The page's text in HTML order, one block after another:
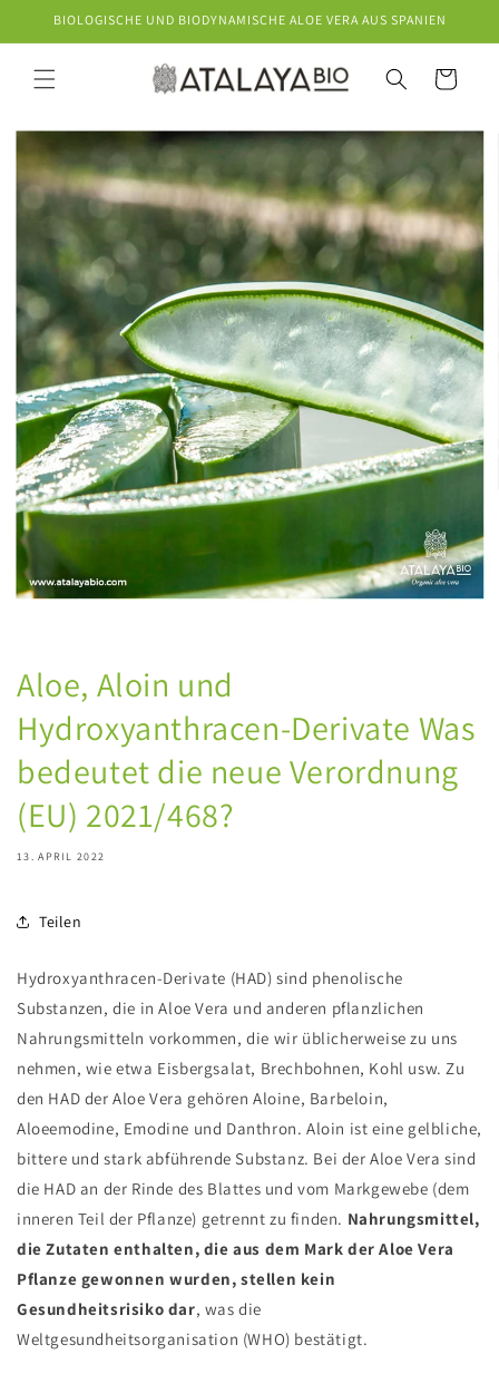
zum
Inhalt
BIOLOGISCHE UND BIODYNAMISCHE ALOE VERA AUS SPANIEN
Warenkorb
Aloe, Aloin und
Hydroxyanthracen-Derivate Was
bedeutet die neue Verordnung
(EU) 2021/468?
13. APRIL 2022
Teilen
Hydroxyanthracen-Derivate (HAD) sind phenolische
Substanzen, die in Aloe Vera und anderen pflanzlichen
Nahrungsmitteln vorkommen, die wir üblicherweise zu uns
nehmen, wie etwa Eisbergsalat, Brechbohnen, Kohl usw. Zu
den HAD der Aloe Vera gehören Aloine, Barbeloin,
Aloeemodine, Emodine und Danthron. Aloin ist eine gelbliche,
bittere und stark abführende Substanz. Bei der Aloe Vera sind
die HAD an der Rinde des Blattes und vom Markgewebe (dem
inneren Teil der Pflanze) getrennt zu finden. Nahrungsmittel,
die Zutaten enthalten, die aus dem Mark der Aloe Vera
Pflanze gewonnen wurden, stellen kein
Gesundheitsrisiko dar, was die
Weltgesundheitsorganisation (WHO) bestätigt.